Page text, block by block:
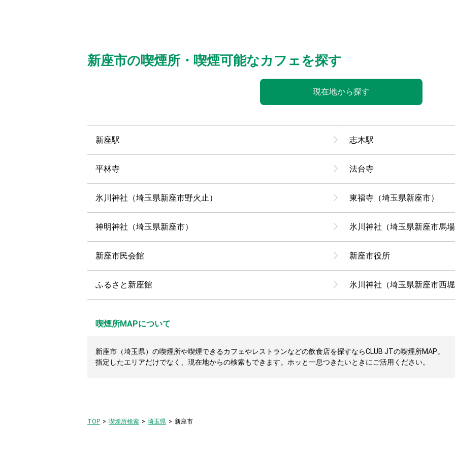
新座市の喫煙所・喫煙可能なカフェを探す
現在地から探す
新座駅 志木駅
平林寺 法台寺
氷川神社（埼玉県新座市野火止） 東福寺（埼玉県新座市）
神明神社（埼玉県新座市） 氷川神社（埼玉県新座市馬
新座市民会館 新座市役所
ふるさと新座館 氷川神社（埼玉県新座市西
喫煙所MAPについて
新座市（埼玉県）の喫煙所や喫煙できるカフェやレストランなどの飲食店を探すならCLUB JTの喫煙所MAP。
指定したエリアだけでなく、現在地からの検索もできます。ホッと一息つきたいときにご活用ください。
TOP 喫煙所検索 埼玉県 新座市